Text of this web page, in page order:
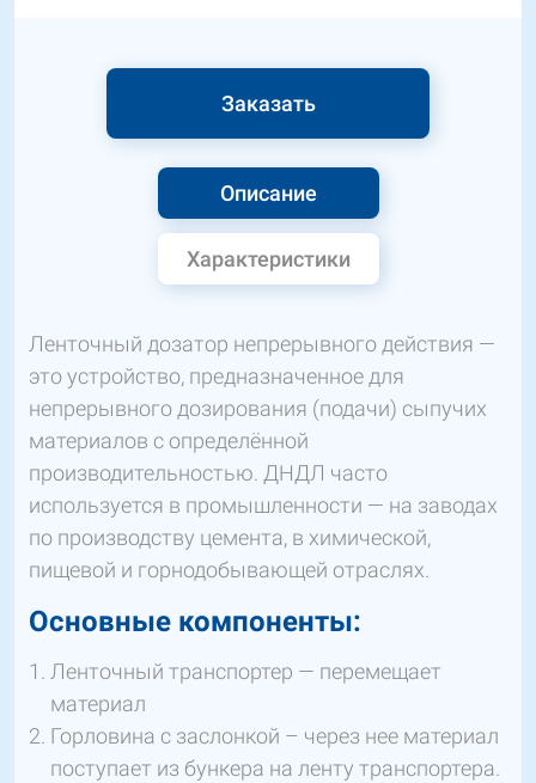
Описание
Характеристики
Заказать
Ленточный дозатор непрерывного действия —
это устройство, предназначенное для
непрерывного дозирования (подачи) сыпучих
материалов с определённой
производительностью. ДНДЛ часто
используется в промышленности — на заводах
по производству цемента, в химической,
пищевой и горнодобывающей отраслях.
Основные компоненты:
Ленточный транспортер — перемещает
материал
Горловина с заслонкой – через нее материал
поступает из бункера на ленту транспортера.